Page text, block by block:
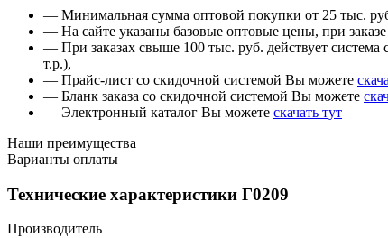
— Минимальная сумма оптовой покупки от 25 тыс.
— На сайте указаны базовые оптовые цены, при
— При заказах свыше 100 тыс. руб. действует
т.р.),
— Прайс-лист со скидочной системой Вы можете
— Бланк заказа со скидочной системой Вы можете
— Электронный каталог Вы можете скачать тут
Наши преимущества
Варианты оплаты
Технические характеристики Г0209
Производитель